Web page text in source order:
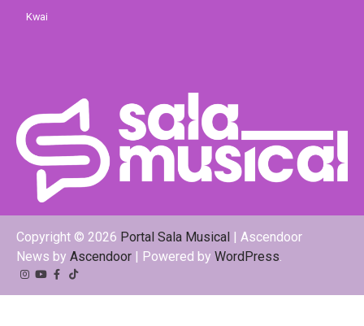
Kwai
Copyright © 2026 Portal Sala Musical
| Ascendoor
News by Ascendoor | Powered by WordPress.
Instagram
YouTube
Facebook
Tiktok